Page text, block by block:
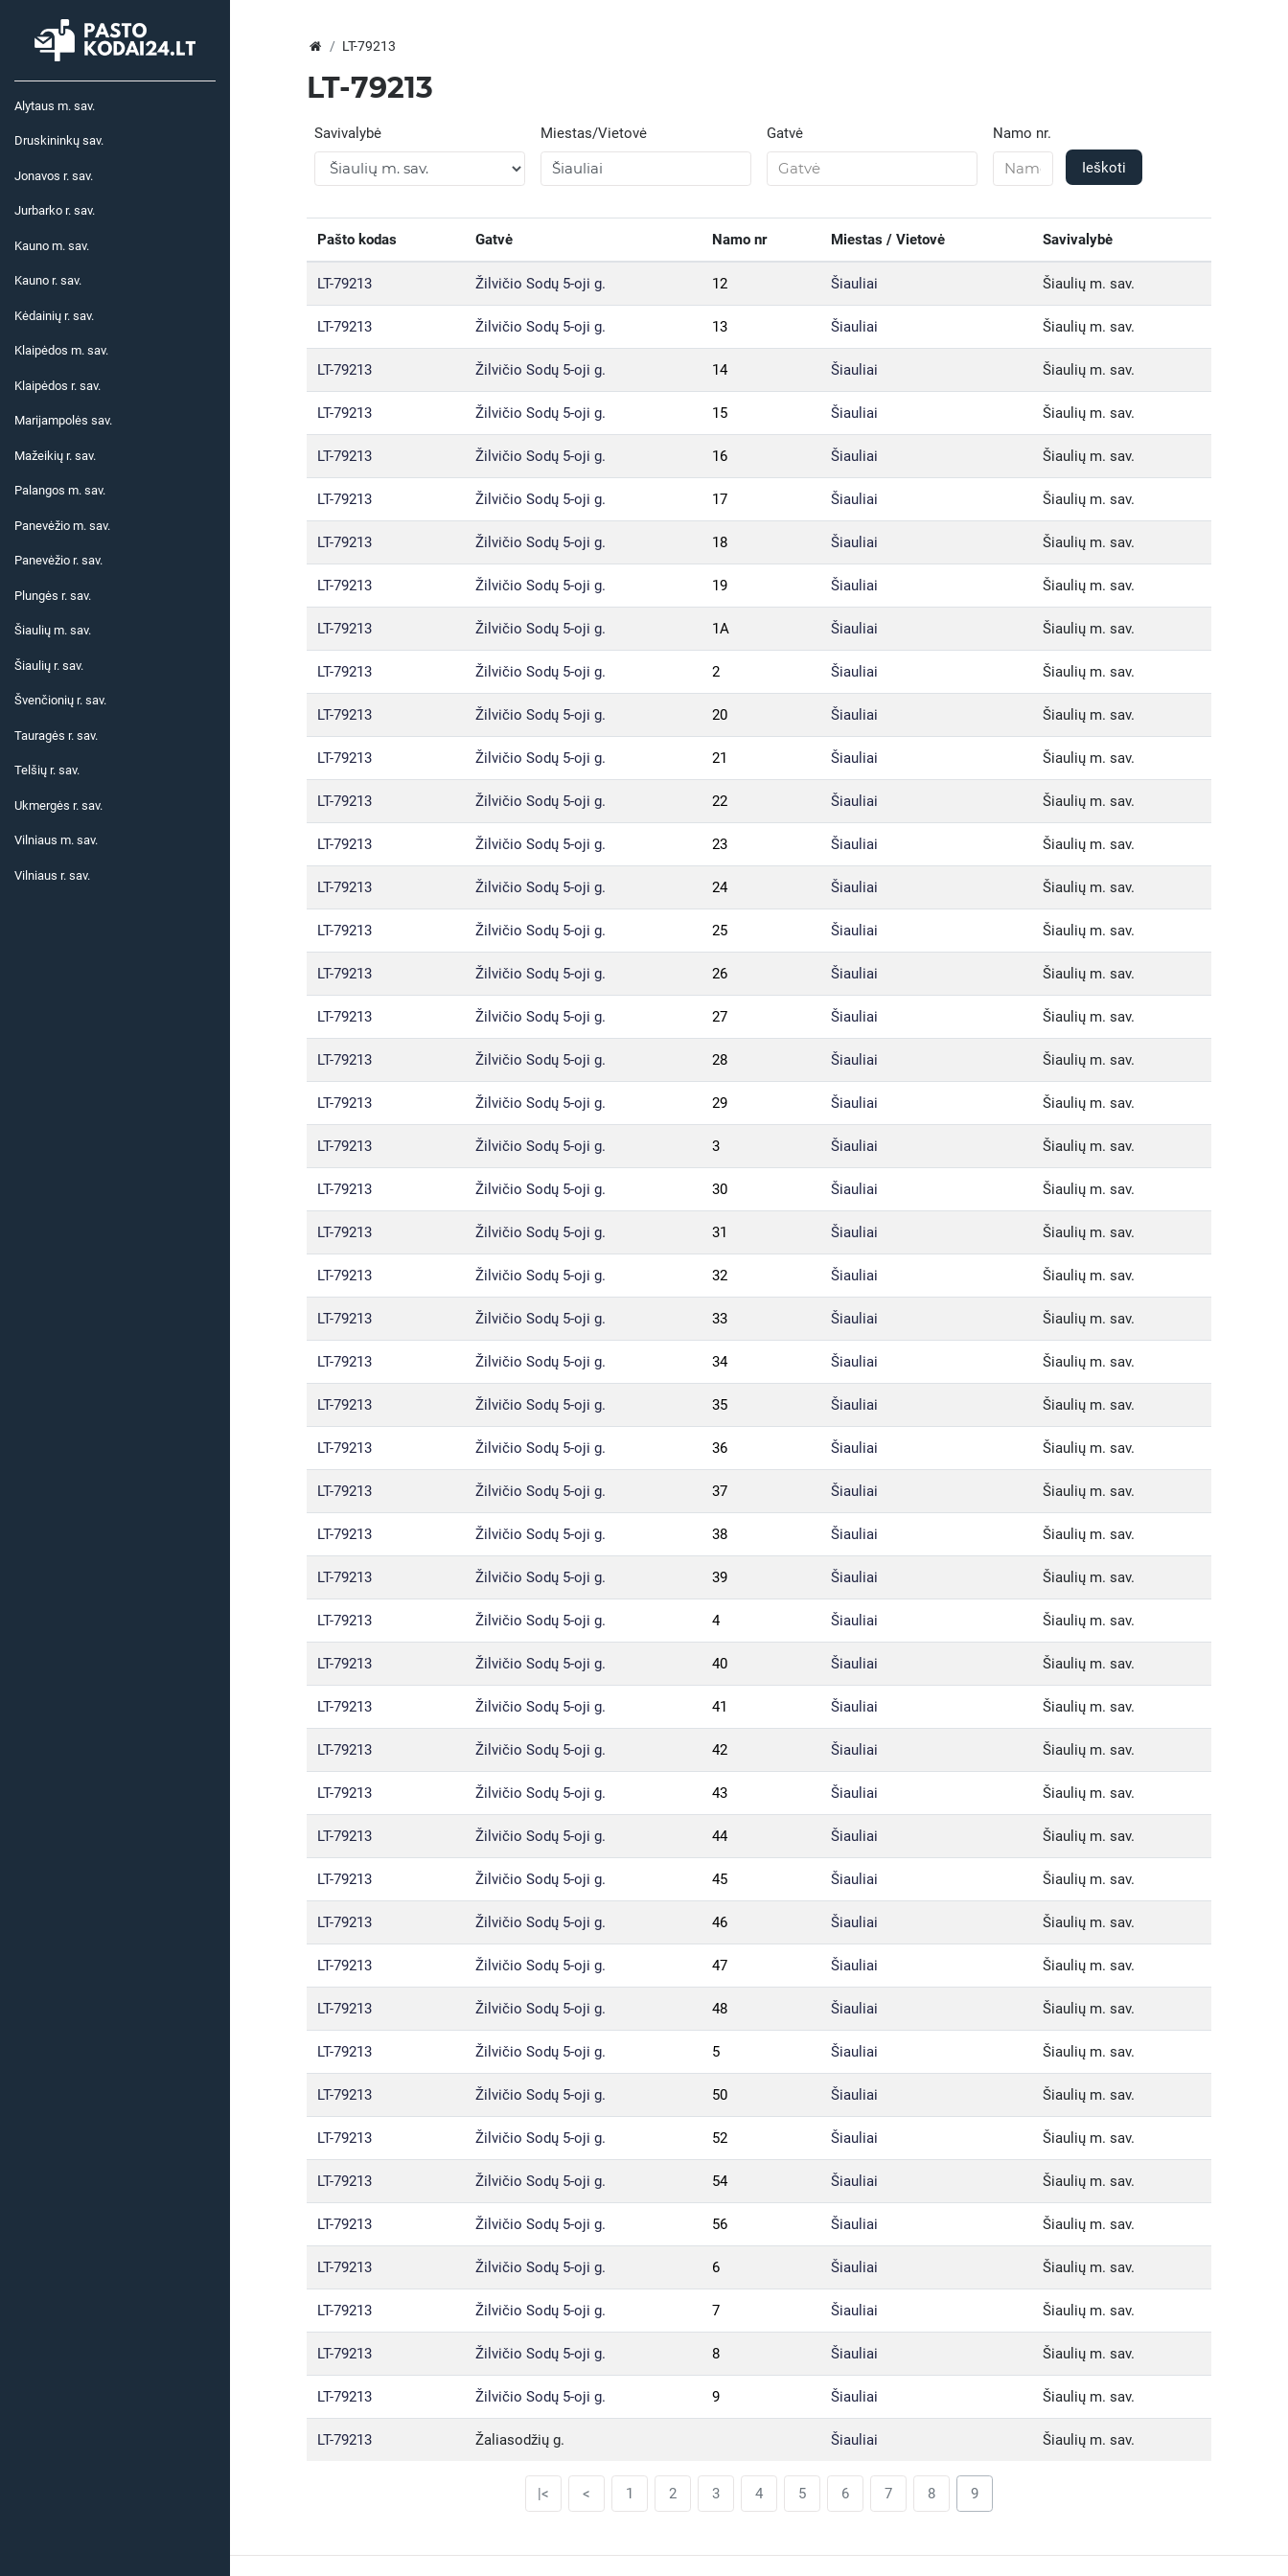
Alytaus m. sav.
Druskininkų sav.
Jonavos r. sav.
Jurbarko r. sav.
Kauno m. sav.
Kauno r. sav.
Kėdainių r. sav.
Klaipėdos m. sav.
Klaipėdos r. sav.
Marijampolės sav.
Mažeikių r. sav.
Palangos m. sav.
Panevėžio m. sav.
Panevėžio r. sav.
Plungės r. sav.
Šiaulių m. sav.
Šiaulių r. sav.
Švenčionių r. sav.
Tauragės r. sav.
Telšių r. sav.
Ukmergės r. sav.
Vilniaus m. sav.
Vilniaus r. sav.
LT-79213
LT-79213
Savivalybė Miestas/Vietovė Gatvė
Namo nr.
Ieškoti
Pašto kodas Gatvė Namo nr Miestas / Vietovė Savivalybė
LT-79213 Žilvičio Sodų 5-oji g. 12 Šiauliai Šiaulių m. sav.
LT-79213 Žilvičio Sodų 5-oji g. 13 Šiauliai Šiaulių m. sav.
LT-79213 Žilvičio Sodų 5-oji g. 14 Šiauliai Šiaulių m. sav.
LT-79213 Žilvičio Sodų 5-oji g. 15 Šiauliai Šiaulių m. sav.
LT-79213 Žilvičio Sodų 5-oji g. 16 Šiauliai Šiaulių m. sav.
LT-79213 Žilvičio Sodų 5-oji g. 17 Šiauliai Šiaulių m. sav.
LT-79213 Žilvičio Sodų 5-oji g. 18 Šiauliai Šiaulių m. sav.
LT-79213 Žilvičio Sodų 5-oji g. 19 Šiauliai Šiaulių m. sav.
LT-79213 Žilvičio Sodų 5-oji g. 1A Šiauliai Šiaulių m. sav.
LT-79213 Žilvičio Sodų 5-oji g. 2 Šiauliai Šiaulių m. sav.
LT-79213 Žilvičio Sodų 5-oji g. 20 Šiauliai Šiaulių m. sav.
LT-79213 Žilvičio Sodų 5-oji g. 21 Šiauliai Šiaulių m. sav.
LT-79213 Žilvičio Sodų 5-oji g. 22 Šiauliai Šiaulių m. sav.
LT-79213 Žilvičio Sodų 5-oji g. 23 Šiauliai Šiaulių m. sav.
LT-79213 Žilvičio Sodų 5-oji g. 24 Šiauliai Šiaulių m. sav.
LT-79213 Žilvičio Sodų 5-oji g. 25 Šiauliai Šiaulių m. sav.
LT-79213 Žilvičio Sodų 5-oji g. 26 Šiauliai Šiaulių m. sav.
LT-79213 Žilvičio Sodų 5-oji g. 27 Šiauliai Šiaulių m. sav.
LT-79213 Žilvičio Sodų 5-oji g. 28 Šiauliai Šiaulių m. sav.
LT-79213 Žilvičio Sodų 5-oji g. 29 Šiauliai Šiaulių m. sav.
LT-79213 Žilvičio Sodų 5-oji g. 3 Šiauliai Šiaulių m. sav.
LT-79213 Žilvičio Sodų 5-oji g. 30 Šiauliai Šiaulių m. sav.
LT-79213 Žilvičio Sodų 5-oji g. 31 Šiauliai Šiaulių m. sav.
LT-79213 Žilvičio Sodų 5-oji g. 32 Šiauliai Šiaulių m. sav.
LT-79213 Žilvičio Sodų 5-oji g. 33 Šiauliai Šiaulių m. sav.
LT-79213 Žilvičio Sodų 5-oji g. 34 Šiauliai Šiaulių m. sav.
LT-79213 Žilvičio Sodų 5-oji g. 35 Šiauliai Šiaulių m. sav.
LT-79213 Žilvičio Sodų 5-oji g. 36 Šiauliai Šiaulių m. sav.
LT-79213 Žilvičio Sodų 5-oji g. 37 Šiauliai Šiaulių m. sav.
LT-79213 Žilvičio Sodų 5-oji g. 38 Šiauliai Šiaulių m. sav.
LT-79213 Žilvičio Sodų 5-oji g. 39 Šiauliai Šiaulių m. sav.
LT-79213 Žilvičio Sodų 5-oji g. 4 Šiauliai Šiaulių m. sav.
LT-79213 Žilvičio Sodų 5-oji g. 40 Šiauliai Šiaulių m. sav.
LT-79213 Žilvičio Sodų 5-oji g. 41 Šiauliai Šiaulių m. sav.
LT-79213 Žilvičio Sodų 5-oji g. 42 Šiauliai Šiaulių m. sav.
LT-79213 Žilvičio Sodų 5-oji g. 43 Šiauliai Šiaulių m. sav.
LT-79213 Žilvičio Sodų 5-oji g. 44 Šiauliai Šiaulių m. sav.
LT-79213 Žilvičio Sodų 5-oji g. 45 Šiauliai Šiaulių m. sav.
LT-79213 Žilvičio Sodų 5-oji g. 46 Šiauliai Šiaulių m. sav.
LT-79213 Žilvičio Sodų 5-oji g. 47 Šiauliai Šiaulių m. sav.
LT-79213 Žilvičio Sodų 5-oji g. 48 Šiauliai Šiaulių m. sav.
LT-79213 Žilvičio Sodų 5-oji g. 5 Šiauliai Šiaulių m. sav.
LT-79213 Žilvičio Sodų 5-oji g. 50 Šiauliai Šiaulių m. sav.
LT-79213 Žilvičio Sodų 5-oji g. 52 Šiauliai Šiaulių m. sav.
LT-79213 Žilvičio Sodų 5-oji g. 54 Šiauliai Šiaulių m. sav.
LT-79213 Žilvičio Sodų 5-oji g. 56 Šiauliai Šiaulių m. sav.
LT-79213 Žilvičio Sodų 5-oji g. 6 Šiauliai Šiaulių m. sav.
LT-79213 Žilvičio Sodų 5-oji g. 7 Šiauliai Šiaulių m. sav.
LT-79213 Žilvičio Sodų 5-oji g. 8 Šiauliai Šiaulių m. sav.
LT-79213 Žilvičio Sodų 5-oji g. 9 Šiauliai Šiaulių m. sav.
LT-79213 Žaliasodžių g. Šiauliai Šiaulių m. sav.
|< < 1 2 3 4 5 6 7 8 9